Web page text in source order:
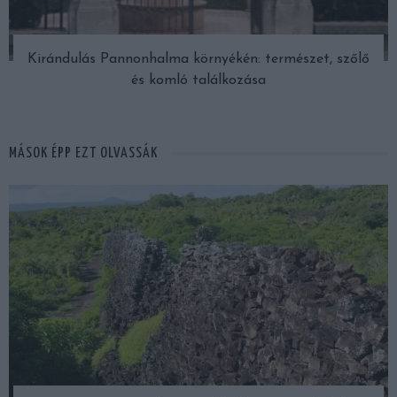
Kirándulás Pannonhalma környékén: természet, szőlő
és komló találkozása
MÁSOK ÉPP EZT OLVASSÁK